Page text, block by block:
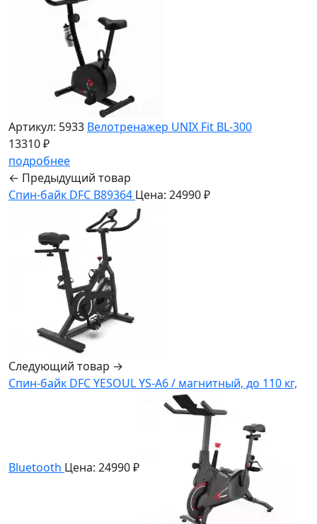
Артикул: 5933 Велотренажер UNIX Fit BL-300
13310 ₽
подробнее
← Предыдущий товар
Спин-байк DFC B89364 Цена: 24990 ₽
Следующий товар →
Спин-байк DFC YESOUL YS-A6 / магнитный, до 110 кг,
Bluetooth Цена: 24990 ₽